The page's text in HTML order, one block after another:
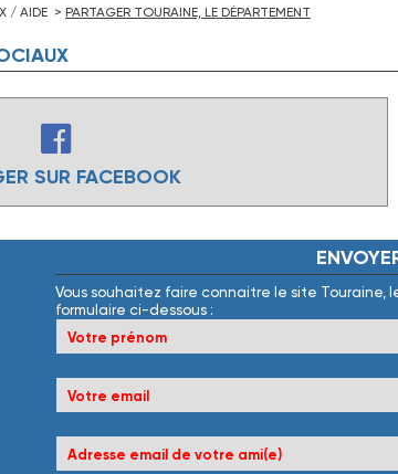
/ AIDE PARTAGER TOURAINE, LE DÉPARTEMENT
SUR FACEBOOK
Vous souhaitez faire connaitre le site
formulaire ci-dessous :